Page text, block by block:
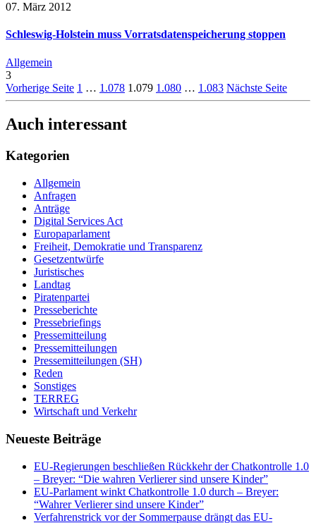
07. März 2012
Schleswig-Holstein muss Vorratsdatenspeicherung stoppen
Allgemein
3
Vorherige Seite 1 … 1.078 1.079 1.080 … 1.083 Nächste Seite
Auch interessant
Kategorien
Allgemein
Anfragen
Anträge
Digital Services Act
Europaparlament
Freiheit, Demokratie und Transparenz
Gesetzentwürfe
Juristisches
Landtag
Piratenpartei
Presseberichte
Pressebriefings
Pressemitteilung
Pressemitteilungen
Pressemitteilungen (SH)
Reden
Sonstiges
TERREG
Wirtschaft und Verkehr
Neueste Beiträge
EU-Regierungen beschließen Rückkehr der Chatkontrolle 1.0
– Breyer: “Die wahren Verlierer sind unsere Kinder”
EU-Parlament winkt Chatkontrolle 1.0 durch – Breyer:
“Wahrer Verlierer sind unsere Kinder”
Verfahrenstrick vor der Sommerpause drängt das EU-